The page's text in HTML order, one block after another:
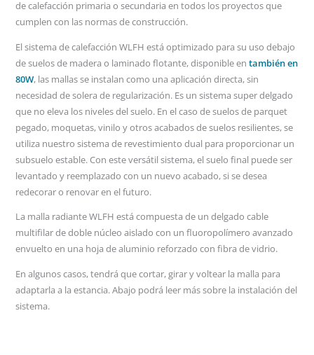
de calefacción primaria o secundaria en todos los proyectos que
cumplen con las normas de construcción.
El sistema de calefacción WLFH está optimizado para su uso debajo
de suelos de madera o laminado flotante, disponible entambién en
80W, las mallas se instalan como una aplicación directa, sin
necesidad de solera de regularización. Es un sistema super delgado
que no eleva los niveles del suelo. En el caso de suelos de parquet
pegado, moquetas, vinilo y otros acabados de suelos resilientes, se
utiliza nuestro sistema de revestimiento dual para proporcionar un
subsuelo estable. Con este versátil sistema, el suelo final puede ser
levantado y reemplazado con un nuevo acabado, si se desea
redecorar o renovar en el futuro.
La malla radiante WLFH está compuesta de un delgado cable
multifilar de doble núcleo aislado con un fluoropolímero avanzado
envuelto en una hoja de aluminio reforzado con fibra de vidrio.
En algunos casos, tendrá que cortar, girar y voltear la malla para
adaptarla a la estancia. Abajo podrá leer más sobre la instalación del
sistema.